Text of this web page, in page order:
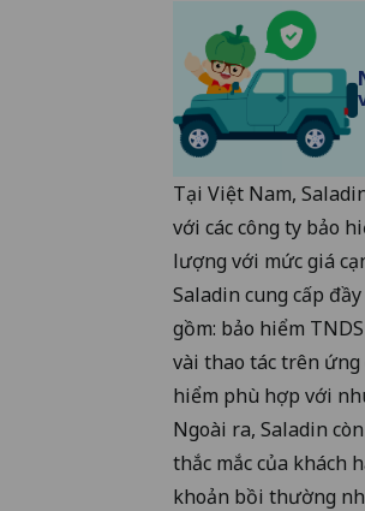
Tại Việt Nam,
với các công ty bảo
lượng với mức giá
Saladin cung cấp
gồm: bảo hiểm
vài thao tác trên ứng
hiểm phù hợp với
Ngoài ra, Saladin
thắc mắc của khách
khoản bồi thường